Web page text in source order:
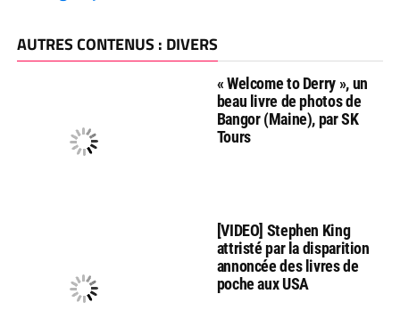
AUTRES CONTENUS : DIVERS
« Welcome to Derry », un
beau livre de photos de
Bangor (Maine), par SK
Tours
[VIDEO] Stephen King
attristé par la disparition
annoncée des livres de
poche aux USA